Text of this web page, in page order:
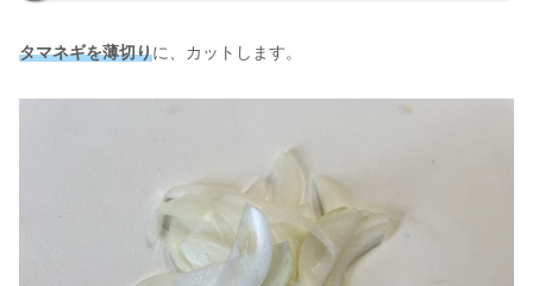
タマネギを薄切りに、カットします。